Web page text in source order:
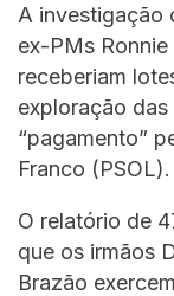
A investigação
ex-PMs
receberiam
exploração
“pagamento”
Franco (PSOL).
O relatório de
que os irmãos
Brazão